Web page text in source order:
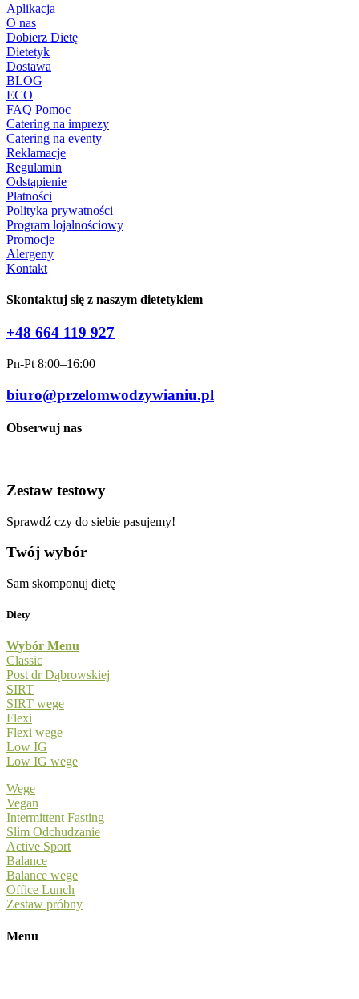
Aplikacja
O nas
Dobierz Dietę
Dietetyk
Dostawa
BLOG
ECO
FAQ Pomoc
Catering na imprezy
Catering na eventy
Reklamacje
Regulamin
Odstąpienie
Płatności
Polityka prywatności
Program lojalnościowy
Promocje
Alergeny
Kontakt
Skontaktuj się z naszym dietetykiem
+48 664 119 927
Pn-Pt 8:00–16:00
biuro@przelomwodzywianiu.pl
Obserwuj nas
Zestaw testowy
Sprawdź czy do siebie pasujemy!
Twój wybór
Sam skomponuj dietę
Diety
Wybór Menu
Classic
Post dr Dąbrowskiej
SIRT
SIRT wege
Flexi
Flexi wege
Low IG
Low IG wege
Wege
Vegan
Intermittent Fasting
Slim Odchudzanie
Active Sport
Balance
Balance wege
Office Lunch
Zestaw próbny
Menu